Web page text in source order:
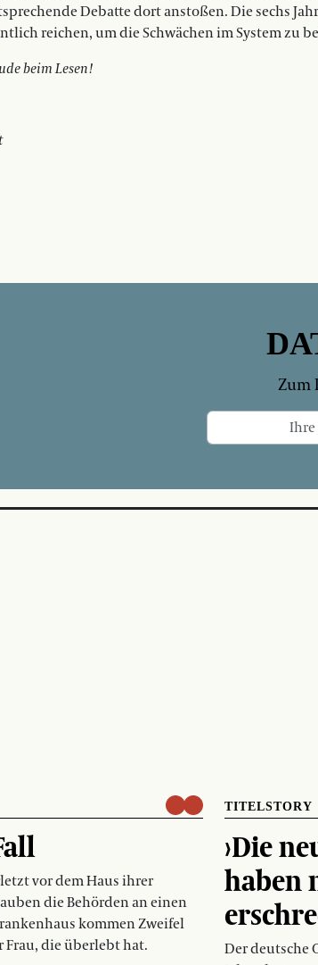
Debatte dort anstoßen. Die sechs
reichen, um die Schwächen im System zu
beim Lesen!
Zum
vor dem Haus ihrer
die Behörden an einen
kommen Zweifel
Frau, die überlebt hat.
TITELSTORY
›Die
haben
Der deutsche